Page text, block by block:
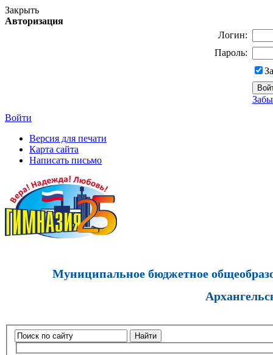
Закрыть
Авторизация
Логин:
Пароль:
Войти
Версия для печати
Карта сайта
Написать письмо
Муниципальное бюджетное
Найти